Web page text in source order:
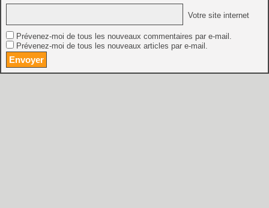
Votre site internet
Prévenez-moi de tous les nouveaux commentaires par e-mail.
Prévenez-moi de tous les nouveaux articles par e-mail.